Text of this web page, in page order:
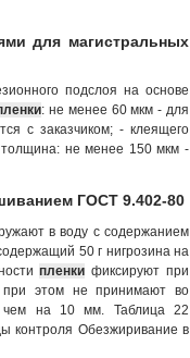
для магистральных
подслоя на основе
: не менее 60 мкм - для
с заказчиком; - клеящего
толщина: не менее 150 мкм -
ГОСТ 9.402-80
в воду с содержанием
50 г нигрозина на
пленки фиксируют при
при этом не принимают во
чем на 10 мм. Таблица 22
контроля Обезжиривание в